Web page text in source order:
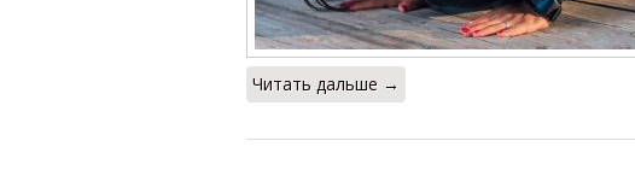
Читать дальше →